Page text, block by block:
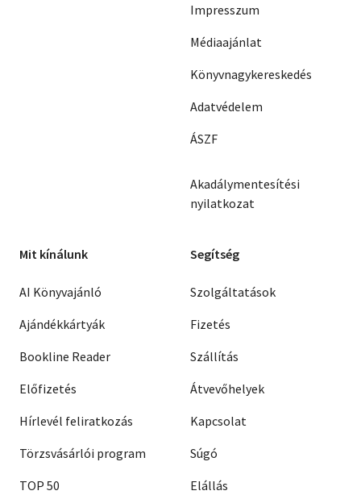
Impresszum
Médiaajánlat
Könyvnagykereskedés
Adatvédelem
ÁSZF
Akadálymentesítési
nyilatkozat
Mit kínálunk
AI Könyvajánló
Ajándékkártyák
Bookline Reader
Előfizetés
Hírlevél feliratkozás
Törzsvásárlói program
TOP 50
Segítség
Szolgáltatások
Fizetés
Szállítás
Átvevőhelyek
Kapcsolat
Súgó
Elállás